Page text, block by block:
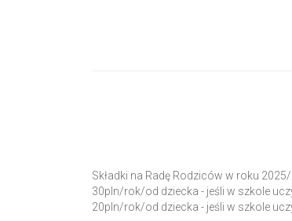
Składki na Radę Rodziców w roku
30pln/rok/od dziecka - jeśli w szkole
20pln/rok/od dziecka - jeśli w szkole